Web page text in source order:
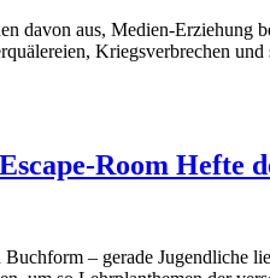
davon aus, Medien-Erziehung
Kriegsverbrechen
Room Hefte
– gerade Jugendliche